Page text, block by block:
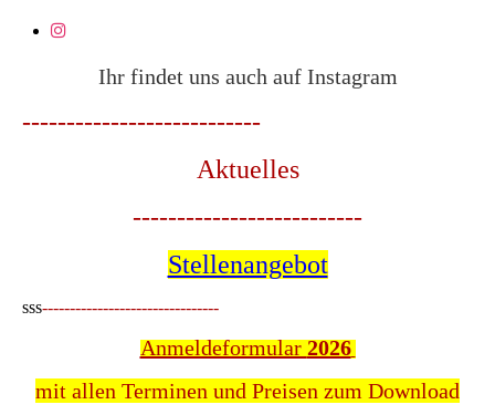
Ihr findet uns auch auf Instagram
---------------------------
Aktuelles
--------------------------
Stellenangebot
sss--------------------------------
Anmeldeformular2026
mit allen Terminen und Preisen zum Download